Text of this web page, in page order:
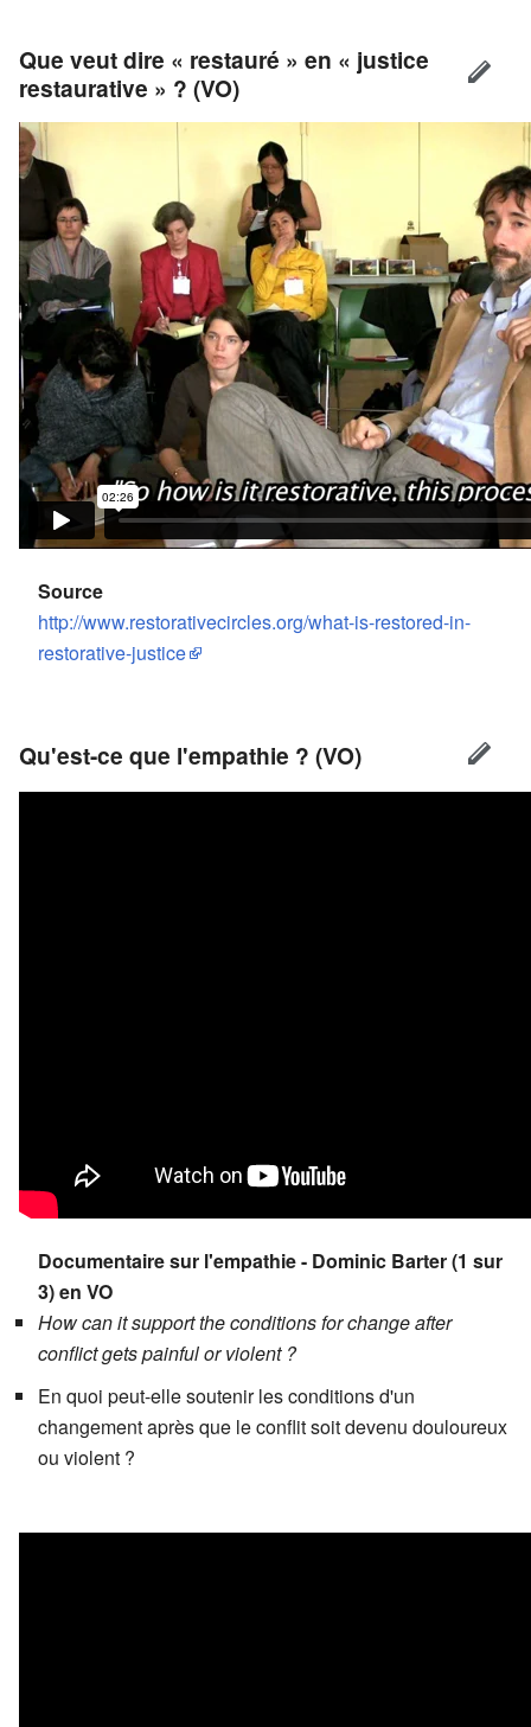
Que veut dire « restauré » en « justice
restaurative » ? (VO)
Source
http://www.restorativecircles.org/what-is-restored-in-
restorative-justice
Qu'est-ce que l'empathie ? (VO)
Documentaire sur l'empathie - Dominic Barter (1 sur
3) en VO
How can it support the conditions for change after
conflict gets painful or violent ?
En quoi peut-elle soutenir les conditions d'un
changement après que le conflit soit devenu douloureux
ou violent ?